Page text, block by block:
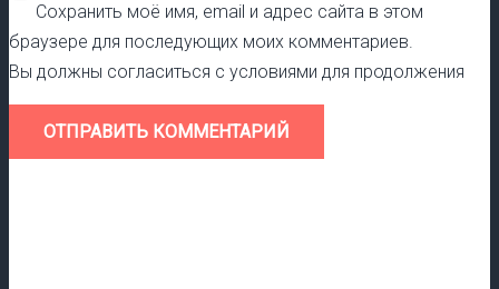
Сохранить моё имя, email и адрес сайта в этом
браузере для последующих моих комментариев.
Вы должны согласиться с условиями для продолжения
ОТПРАВИТЬ КОММЕНТАРИЙ